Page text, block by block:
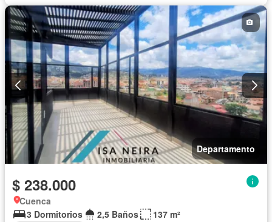
Departamento
$ 238.000
Cuenca
3 Dormitorios
2,5 Baños
137 m²